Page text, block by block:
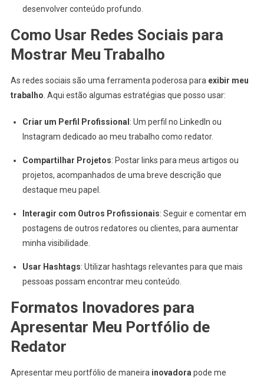
desenvolver conteúdo profundo.
Como Usar Redes Sociais para
Mostrar Meu Trabalho
As redes sociais são uma ferramenta poderosa para exibir meu
trabalho. Aqui estão algumas estratégias que posso usar:
Criar um Perfil Profissional : Um perfil no LinkedIn ou
Instagram dedicado ao meu trabalho como redator.
Compartilhar Projetos: Postar links para meus artigos ou
projetos, acompanhados de uma breve descrição que
destaque meu papel.
Interagir com Outros Profissionais: Seguir e comentar em
postagens de outros redatores ou clientes, para aumentar
minha visibilidade.
Usar Hashtags: Utilizar hashtags relevantes para que mais
pessoas possam encontrar meu conteúdo.
Formatos Inovadores para
Apresentar Meu Portfólio de
Redator
Apresentar meu portfólio de maneira inovadorapode me